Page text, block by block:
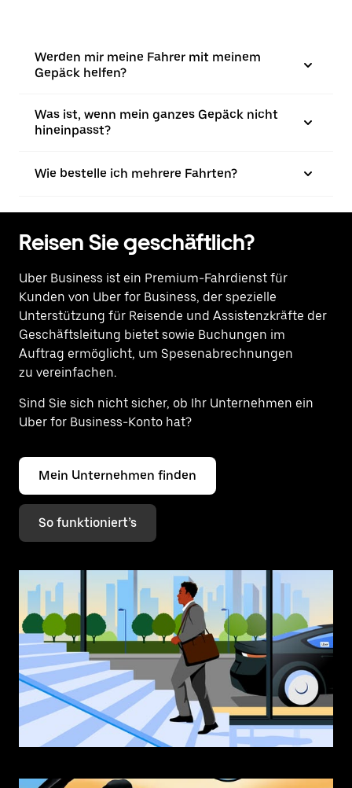
Werden mir meine Fahrer mit meinem
Gepäck helfen?
Was ist, wenn mein ganzes Gepäck nicht
hineinpasst?
Wie bestelle ich mehrere Fahrten?
Reisen Sie geschäftlich?
Uber Business ist ein Premium-Fahrdienst für
Kunden von Uber for Business, der spezielle
Unterstützung für Reisende und Assistenzkräfte der
Geschäftsleitung bietet sowie Buchungen im
Auftrag ermöglicht, um Spesenabrechnungen
zu vereinfachen.
Sind Sie sich nicht sicher, ob Ihr Unternehmen ein
Uber for Business-Konto hat?
Mein Unternehmen finden
So funktioniert’s